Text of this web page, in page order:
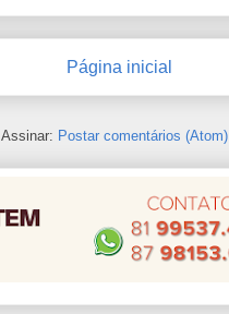
Página inicial
Assinar: Postar comentários (Atom)